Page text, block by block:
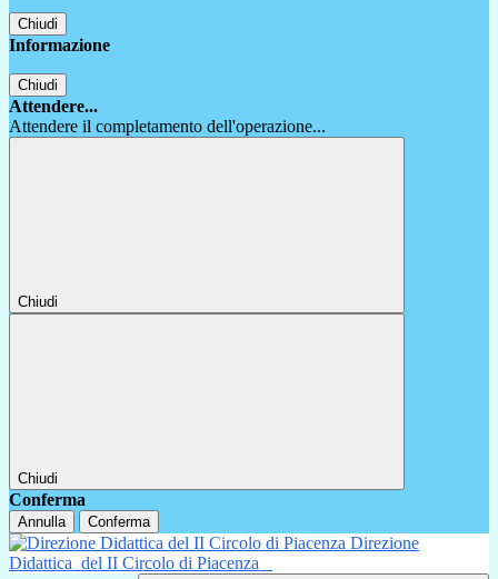
Chiudi
Informazione
Chiudi
Attendere...
Attendere il completamento dell'operazione...
Chiudi
Chiudi
Conferma
Annulla Conferma
Direzione
Didattica del II Circolo di Piacenza